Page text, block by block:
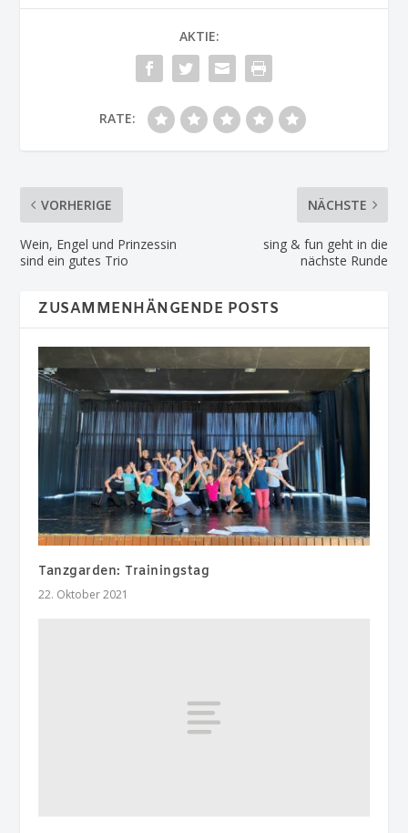
AKTIE:
RATE:
VORHERIGE
Wein, Engel und Prinzessin
sind ein gutes Trio
NÄCHSTE
sing & fun geht in die
nächste Runde
ZUSAMMENHÄNGENDE POSTS
Tanzgarden: Trainingstag
22. Oktober 2021